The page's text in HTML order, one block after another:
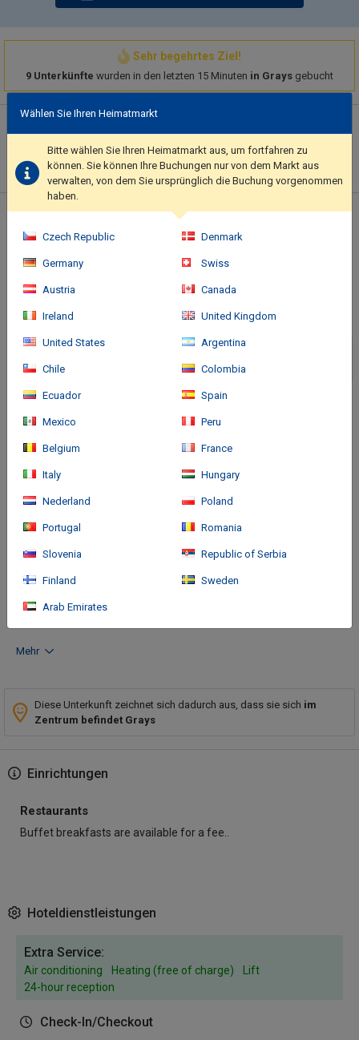
Sehr begehrtes Ziel!
9 Unterkünfte wurden in den letzten 15 Minuten in Grays gebucht
Hotelbeschreibung
This smoke-free hotel was built in 1997.. Featured amenities
include express check-out, a 24-hour front desk, and luggage
storage. Self parking (subject to charges) is available onsite..
Standort des Hotels
With a stay at Premier Inn Thurrock East in Grays, you'll be a 3-
from Thames River. This hotel is 15.5 mi (24.9 km) from ExCeL
Exhibition Centre and 17.
Mehr
Diese Unterkunft zeichnet sich dadurch aus, dass sie sich im
Zentrum befindet Grays
Einrichtungen
Restaurants
Buffet breakfasts are available for a fee..
Hoteldienstleistungen
Extra Service:
Air conditioning Heating (free of charge)
Lift
24-hour reception
Check-In/Checkout
Wählen Sie Ihren Heimatmarkt
Bitte wählen Sie Ihren Heimatmarkt aus, um fortfahren zu
können. Sie können Ihre Buchungen nur von dem Markt aus
verwalten, von dem Sie ursprünglich die Buchung vorgenommen
haben.
Czech Republic Denmark
Germany Swiss
Austria Canada
Ireland United Kingdom
United States Argentina
Chile Colombia
Ecuador Spain
Mexico Peru
Belgium France
Italy Hungary
Nederland Poland
Portugal Romania
Slovenia Republic of Serbia
Finland Sweden
Arab Emirates